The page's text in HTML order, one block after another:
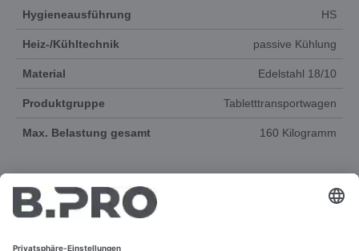
Hygieneausführung HS
Heiz-/Kühltechnik passive Kühlung
Material Edelstahl 18/10
Produktgruppe Tabletttransportwagen
Max. Belastung gesamt 160 Kilogramm